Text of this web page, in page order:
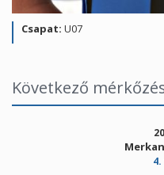
Csapat: U07
Következő